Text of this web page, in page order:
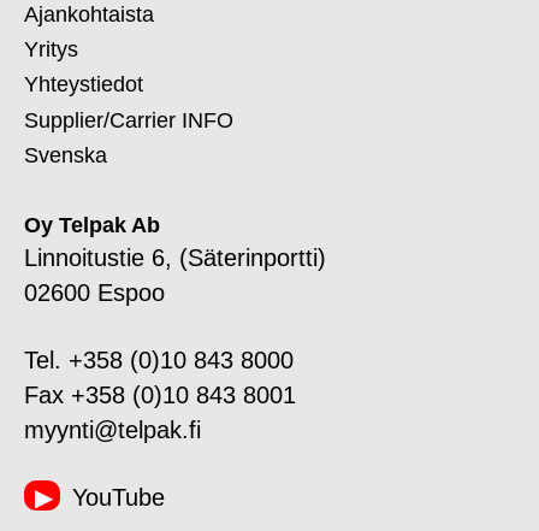
Ajankohtaista
Yritys
Yhteystiedot
Supplier/Carrier INFO
Svenska
Oy Telpak Ab
Linnoitustie 6, (Säterinportti)
02600 Espoo
Tel. +358 (0)10 843 8000
Fax +358 (0)10 843 8001
myynti@telpak.fi
YouTube